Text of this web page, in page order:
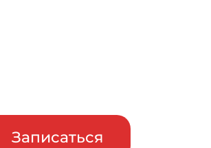
Записаться